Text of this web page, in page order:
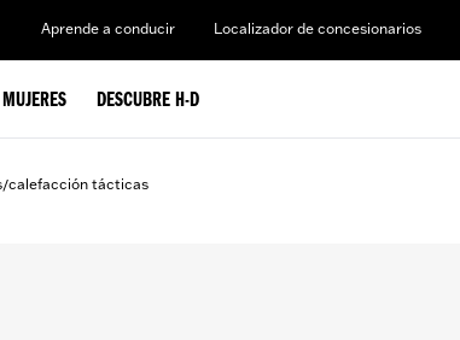
Aprende a conducir Localizador de concesionarios
MUJERES DESCUBRE H-D
/calefacción tácticas